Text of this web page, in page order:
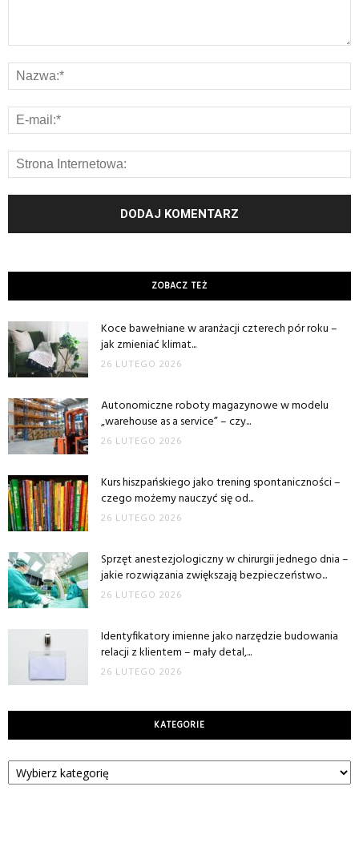
ZOBACZ TEŻ
Koce bawełniane w aranżacji czterech pór roku –
jak zmieniać klimat...
26 LUTEGO 2026
Autonomiczne roboty magazynowe w modelu
„warehouse as a service” – czy...
26 LUTEGO 2026
Kurs hiszpańskiego jako trening spontaniczności –
czego możemy nauczyć się od...
26 LUTEGO 2026
Sprzęt anestezjologiczny w chirurgii jednego dnia –
jakie rozwiązania zwiększają bezpieczeństwo...
26 LUTEGO 2026
Identyfikatory imienne jako narzędzie budowania
relacji z klientem – mały detal,...
26 LUTEGO 2026
KATEGORIE
Kategorie